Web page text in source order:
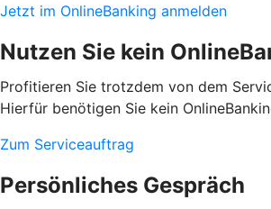
Jetzt im OnlineBanking anmelden
Nutzen Sie kein
Profitieren Sie trotzdem von dem
Hierfür benötigen Sie kein
Zum Serviceauftrag
Persönliches Gespräch